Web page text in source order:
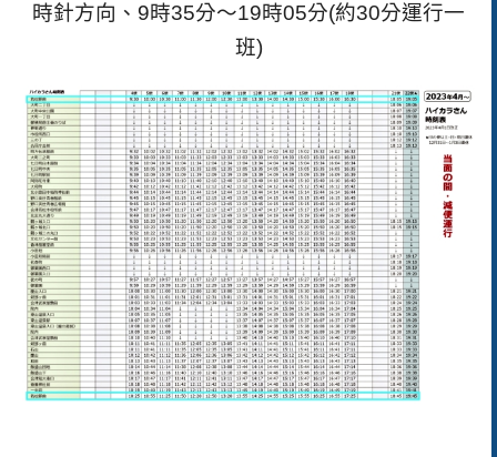
時針方向、9時35分～19時05分(約30分運行一
班)